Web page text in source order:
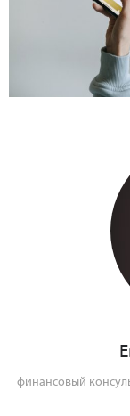
финансовый